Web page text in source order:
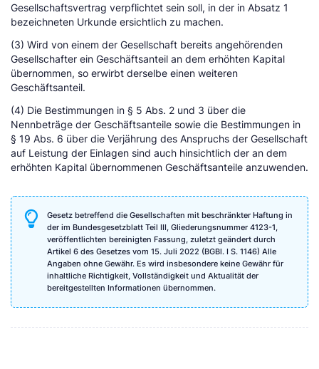
Gesellschaftsvertrag verpflichtet sein soll, in der in Absatz 1
bezeichneten Urkunde ersichtlich zu machen.
(3) Wird von einem der Gesellschaft bereits angehörenden
Gesellschafter ein Geschäftsanteil an dem erhöhten Kapital
übernommen, so erwirbt derselbe einen weiteren
Geschäftsanteil.
(4) Die Bestimmungen in § 5 Abs. 2 und 3 über die
Nennbeträge der Geschäftsanteile sowie die Bestimmungen in
§ 19 Abs. 6 über die Verjährung des Anspruchs der Gesellschaft
auf Leistung der Einlagen sind auch hinsichtlich der an dem
erhöhten Kapital übernommenen Geschäftsanteile anzuwenden.
Gesetz betreffend die Gesellschaften mit beschränkter Haftung in
der im Bundesgesetzblatt Teil III, Gliederungsnummer 4123-1,
veröffentlichten bereinigten Fassung, zuletzt geändert durch
Artikel 6 des Gesetzes vom 15. Juli 2022 (BGBl. I S. 1146) Alle
Angaben ohne Gewähr. Es wird insbesondere keine Gewähr für
inhaltliche Richtigkeit, Vollständigkeit und Aktualität der
bereitgestellten Informationen übernommen.